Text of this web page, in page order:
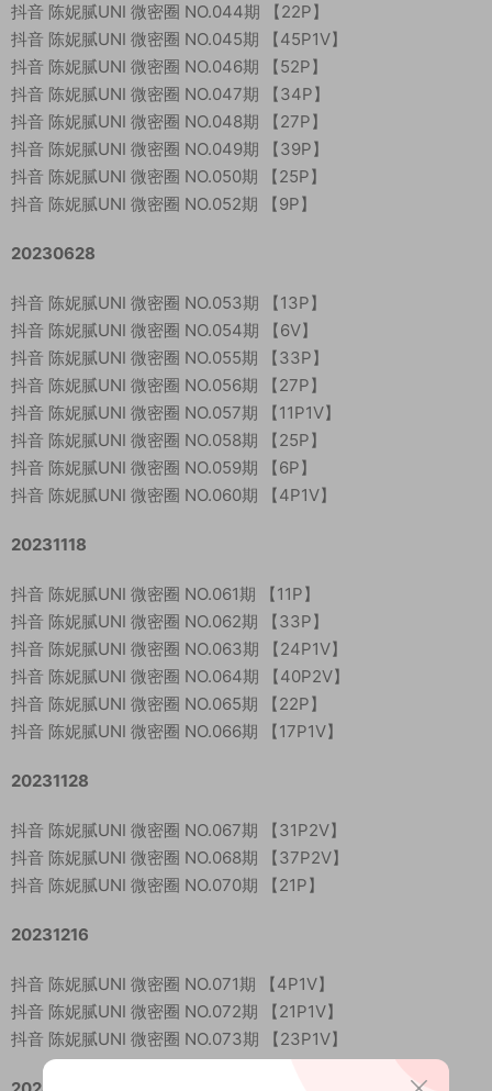
抖音 陈妮腻UNI 微密圈 NO.044期 【22P】
抖音 陈妮腻UNI 微密圈 NO.045期 【45P1V】
抖音 陈妮腻UNI 微密圈 NO.046期 【52P】
抖音 陈妮腻UNI 微密圈 NO.047期 【34P】
抖音 陈妮腻UNI 微密圈 NO.048期 【27P】
抖音 陈妮腻UNI 微密圈 NO.049期 【39P】
抖音 陈妮腻UNI 微密圈 NO.050期 【25P】
抖音 陈妮腻UNI 微密圈 NO.052期 【9P】
20230628
抖音 陈妮腻UNI 微密圈 NO.053期 【13P】
抖音 陈妮腻UNI 微密圈 NO.054期 【6V】
抖音 陈妮腻UNI 微密圈 NO.055期 【33P】
抖音 陈妮腻UNI 微密圈 NO.056期 【27P】
抖音 陈妮腻UNI 微密圈 NO.057期 【11P1V】
抖音 陈妮腻UNI 微密圈 NO.058期 【25P】
抖音 陈妮腻UNI 微密圈 NO.059期 【6P】
抖音 陈妮腻UNI 微密圈 NO.060期 【4P1V】
20231118
抖音 陈妮腻UNI 微密圈 NO.061期 【11P】
抖音 陈妮腻UNI 微密圈 NO.062期 【33P】
抖音 陈妮腻UNI 微密圈 NO.063期 【24P1V】
抖音 陈妮腻UNI 微密圈 NO.064期 【40P2V】
抖音 陈妮腻UNI 微密圈 NO.065期 【22P】
抖音 陈妮腻UNI 微密圈 NO.066期 【17P1V】
20231128
抖音 陈妮腻UNI 微密圈 NO.067期 【31P2V】
抖音 陈妮腻UNI 微密圈 NO.068期 【37P2V】
抖音 陈妮腻UNI 微密圈 NO.070期 【21P】
20231216
抖音 陈妮腻UNI 微密圈 NO.071期 【4P1V】
抖音 陈妮腻UNI 微密圈 NO.072期 【21P1V】
抖音 陈妮腻UNI 微密圈 NO.073期 【23P1V】